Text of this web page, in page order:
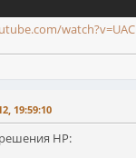
19:59:10
НР: